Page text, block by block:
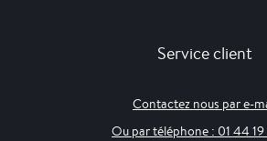
Service client
Contactez nous par e-
Ou par téléphone : 01 44